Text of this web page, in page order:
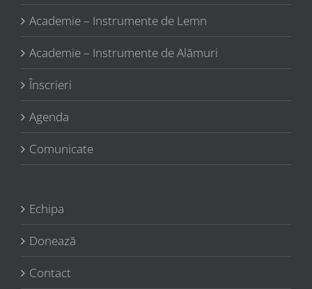
Academie – Instrumente de Lemn
Academie – Instrumente de Alămuri
Înscrieri
Agenda
Comunicate
Echipa
Donează
Contact